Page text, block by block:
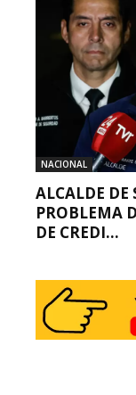
NACIONAL
ALCALDE DE
PROBLEMA
DE CREDI...